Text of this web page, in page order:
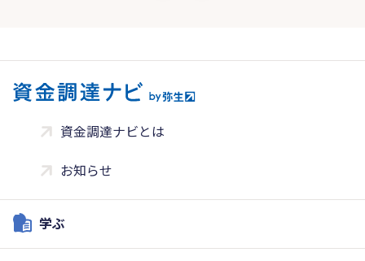
資金調達ナビとは
お知らせ
学ぶ